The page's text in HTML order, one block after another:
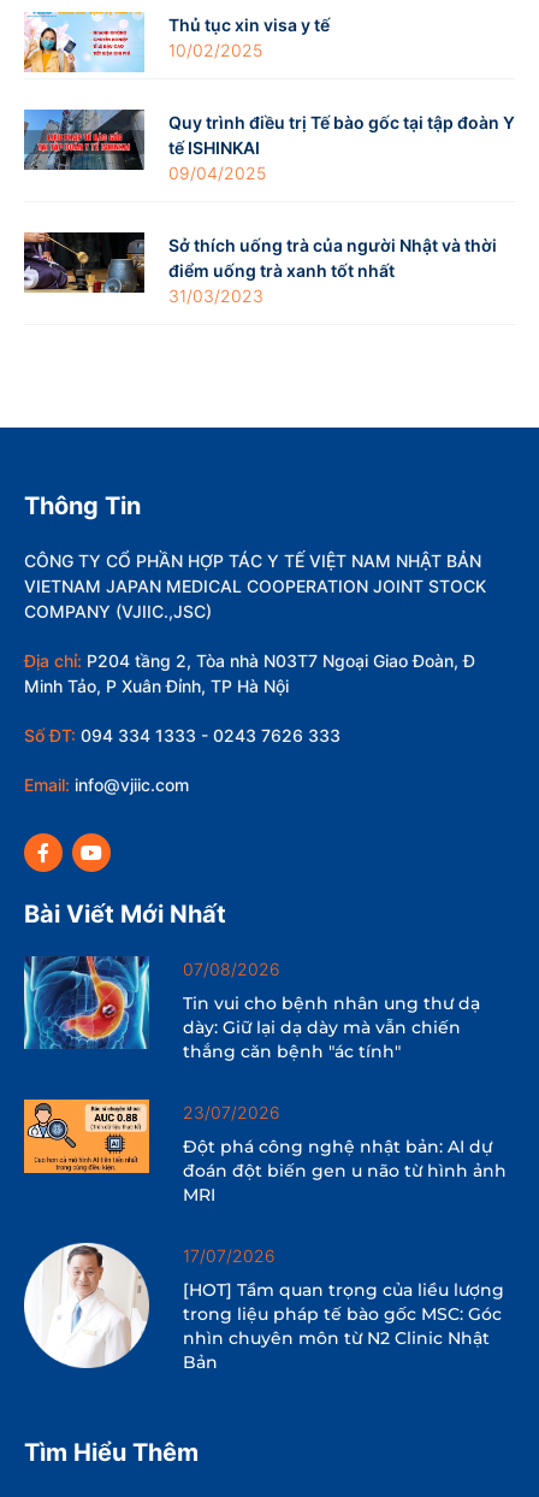
Thủ tục xin visa y tế
10/02/2025
Quy trình điều trị Tế bào gốc tại tập đoàn Y
tế ISHINKAI
09/04/2025
Sở thích uống trà của người Nhật và thời
điểm uống trà xanh tốt nhất
31/03/2023
Thông Tin
CÔNG TY CỔ PHẦN HỢP TÁC Y TẾ VIỆT NAM NHẬT BẢN
VIETNAM JAPAN MEDICAL COOPERATION JOINT STOCK
COMPANY (VJIIC.,JSC)
Địa chỉ: P204 tầng 2, Tòa nhà N03T7 Ngoại Giao Đoàn, Đ
Minh Tảo, P Xuân Đỉnh, TP Hà Nội
Số ĐT: 094 334 1333 - 0243 7626 333
Email: info@vjiic.com
Bài Viết Mới Nhất
07/08/2026
Tin vui cho bệnh nhân ung thư dạ
dày: Giữ lại dạ dày mà vẫn chiến
thắng căn bệnh "ác tính"
23/07/2026
Đột phá công nghệ nhật bản: AI dự
đoán đột biến gen u não từ hình ảnh
MRI
17/07/2026
[HOT] Tầm quan trọng của liều lượng
trong liệu pháp tế bào gốc MSC: Góc
nhìn chuyên môn từ N2 Clinic Nhật
Bản
Tìm Hiểu Thêm